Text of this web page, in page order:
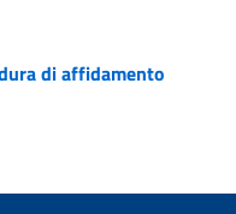
di affidamento